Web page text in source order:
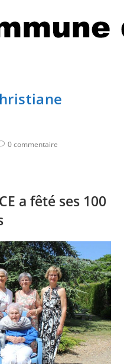
0 commentaire
a fêté ses 100